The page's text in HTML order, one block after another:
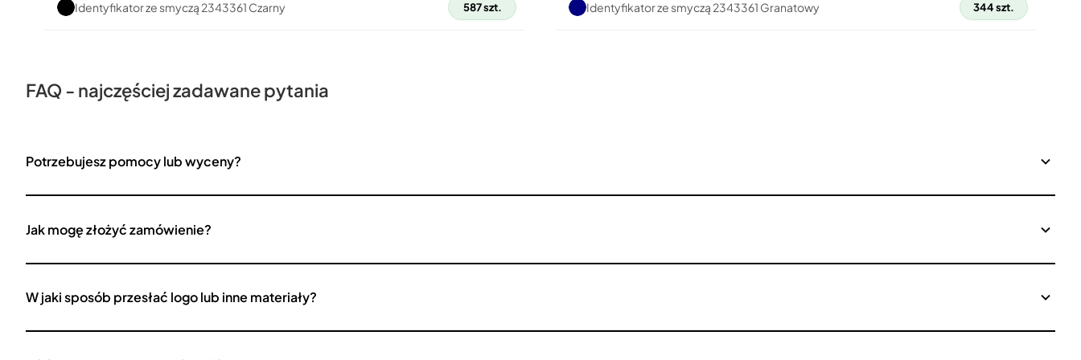
Identyfikator ze smyczą 2343361 Czarny 587 szt. Identyfikator ze smyczą 2343361 Granatowy 344 szt.
FAQ - najczęściej zadawane pytania
Potrzebujesz pomocy lub wyceny?
Jak mogę złożyć zamówienie?
W jaki sposób przesłać logo lub inne materiały?